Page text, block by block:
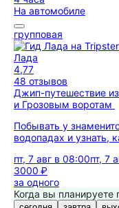
На автомобиле
групповая
Лада
4,77
48 отзывов
Джип-путешествие
и Грозовым воротам
Побывать у
водопадах и узнать,
пт, 7 авг в 08:00пт, 7
3000 ₽
за одного
Когда вы планируете